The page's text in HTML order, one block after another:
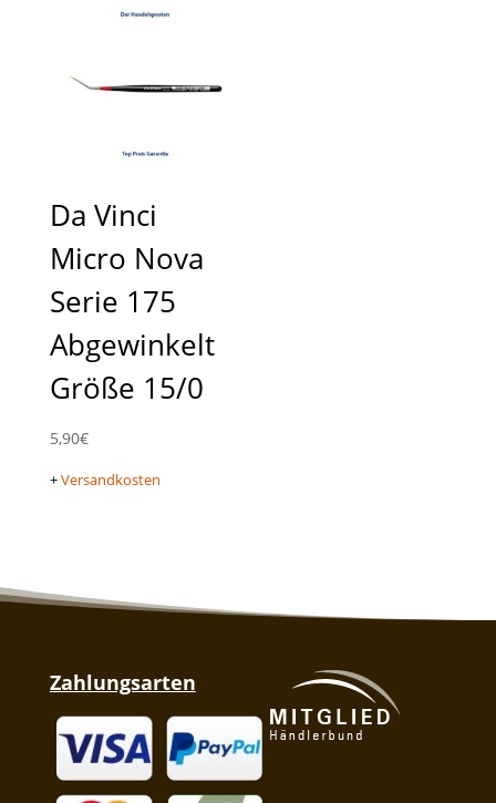
Da Vinci
Micro Nova
Serie 175
Abgewinkelt
Größe 15/0
5,90€
+Versandkosten
Zahlungsarten